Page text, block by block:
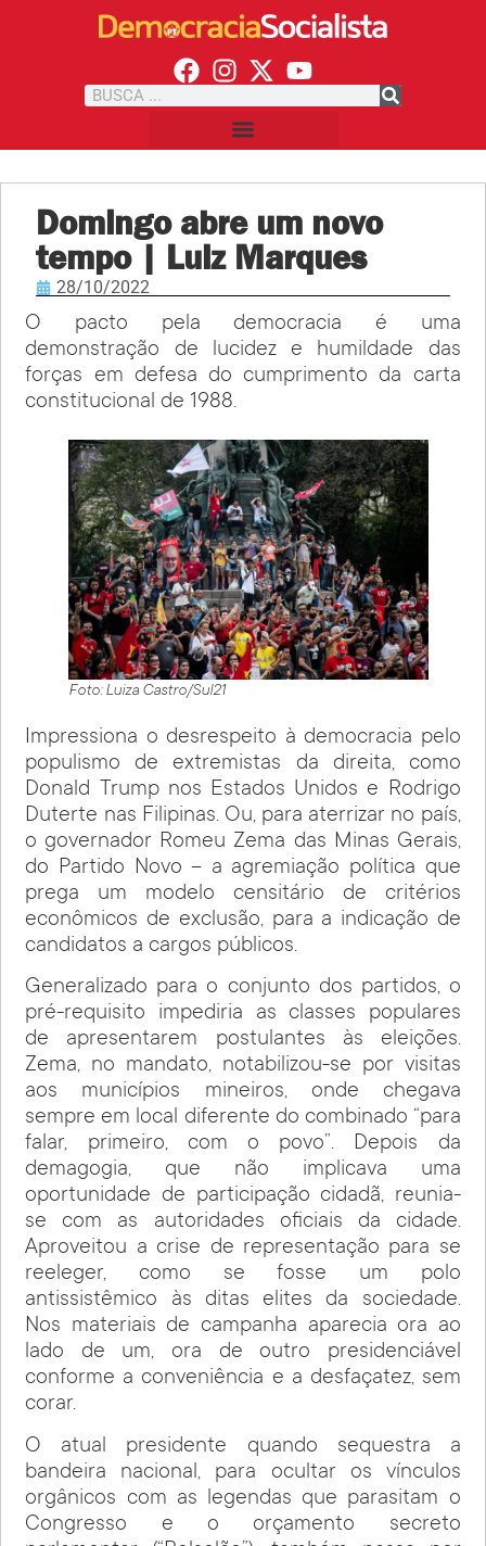
Domingo abre um novo
tempo | Luiz Marques
28/10/2022
O pacto pela democracia é uma
demonstração de lucidez e humildade das
forças em defesa do cumprimento da carta
constitucional de 1988.
Foto: Luiza Castro/Sul21
Impressiona o desrespeito à democracia pelo
populismo de extremistas da direita, como
Donald Trump nos Estados Unidos e Rodrigo
Duterte nas Filipinas. Ou, para aterrizar no país,
o governador Romeu Zema das Minas Gerais,
do Partido Novo – a agremiação política que
prega um modelo censitário de critérios
econômicos de exclusão, para a indicação de
candidatos a cargos públicos.
Generalizado para o conjunto dos partidos, o
pré-requisito impediria as classes populares
de apresentarem postulantes às eleições.
Zema, no mandato, notabilizou-se por visitas
aos municípios mineiros, onde chegava
sempre em local diferente do combinado “para
falar, primeiro, com o povo”. Depois da
demagogia, que não implicava uma
oportunidade de participação cidadã, reunia-
se com as autoridades oficiais da cidade.
Aproveitou a crise de representação para se
reeleger, como se fosse um polo
antissistêmico às ditas elites da sociedade.
Nos materiais de campanha aparecia ora ao
lado de um, ora de outro presidenciável
conforme a conveniência e a desfaçatez, sem
corar.
O atual presidente quando sequestra a
bandeira nacional, para ocultar os vínculos
orgânicos com as legendas que parasitam o
Congresso e o orçamento secreto